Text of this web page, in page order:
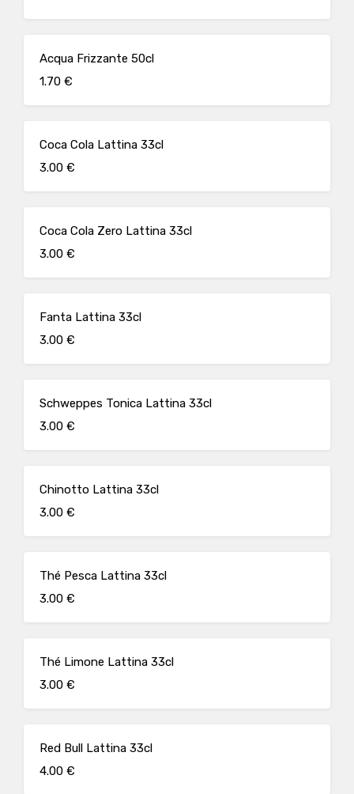
Acqua Frizzante 50cl
1.70 €
Coca Cola Lattina 33cl
3.00 €
Coca Cola Zero Lattina 33cl
3.00 €
Fanta Lattina 33cl
3.00 €
Schweppes Tonica Lattina 33cl
3.00 €
Chinotto Lattina 33cl
3.00 €
Thé Pesca Lattina 33cl
3.00 €
Thé Limone Lattina 33cl
3.00 €
Red Bull Lattina 33cl
4.00 €